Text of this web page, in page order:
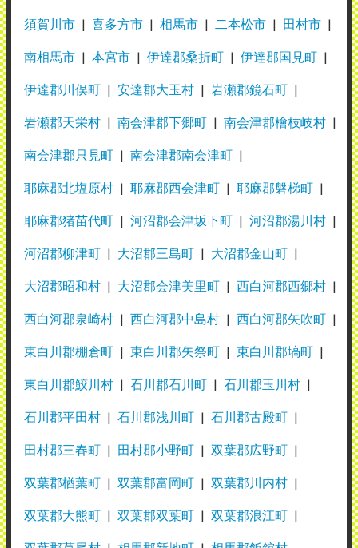
須賀川市 喜多方市 相馬市 二本松市 田村市
南相馬市 本宮市 伊達郡桑折町 伊達郡国見町
伊達郡川俣町 安達郡大玉村 岩瀬郡鏡石町
岩瀬郡天栄村 南会津郡下郷町 南会津郡檜枝岐村
南会津郡只見町 南会津郡南会津町
耶麻郡北塩原村 耶麻郡西会津町 耶麻郡磐梯町
耶麻郡猪苗代町 河沼郡会津坂下町 河沼郡湯川村
河沼郡柳津町 大沼郡三島町 大沼郡金山町
大沼郡昭和村 大沼郡会津美里町 西白河郡西郷村
西白河郡泉崎村 西白河郡中島村 西白河郡矢吹町
東白川郡棚倉町 東白川郡矢祭町 東白川郡塙町
東白川郡鮫川村 石川郡石川町 石川郡玉川村
石川郡平田村 石川郡浅川町 石川郡古殿町
田村郡三春町 田村郡小野町 双葉郡広野町
双葉郡楢葉町 双葉郡富岡町 双葉郡川内村
双葉郡大熊町 双葉郡双葉町 双葉郡浪江町